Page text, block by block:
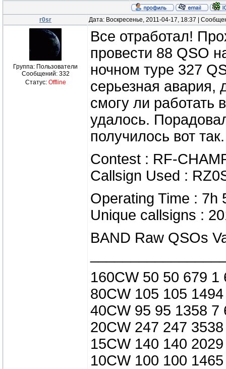
r0sr Дата: Воскресенье, 2011-04-17, 18:37 |
Группа: Пользователи
Сообщений: 332
Статус: Offline
Все отработал!
провести 88 QSO
ночном туре 327
серьезная авария,
смогу ли работать
удалось.
получилось вот так.
Contest : RF-
Callsign Used :
Operating Time : 7h
Unique callsigns :
BAND Raw QSOs
160CW 50 50 679 1
80CW 105 105
40CW 95 95 1358 7
20CW 247 247
15CW 140 140
10CW 100 100